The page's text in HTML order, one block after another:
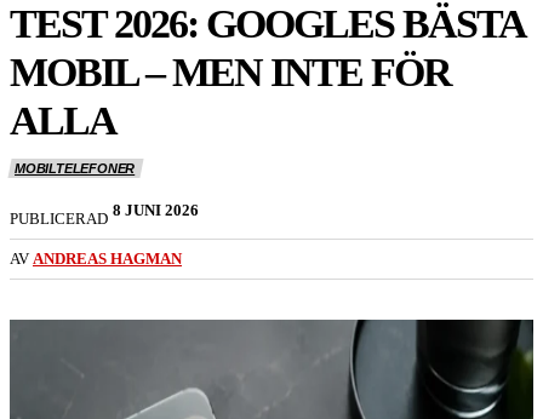
TEST 2026: GOOGLES BÄSTA
MOBIL – MEN INTE FÖR
ALLA
MOBILTELEFONER
PUBLICERAD 8 JUNI 2026
AV ANDREAS HAGMAN